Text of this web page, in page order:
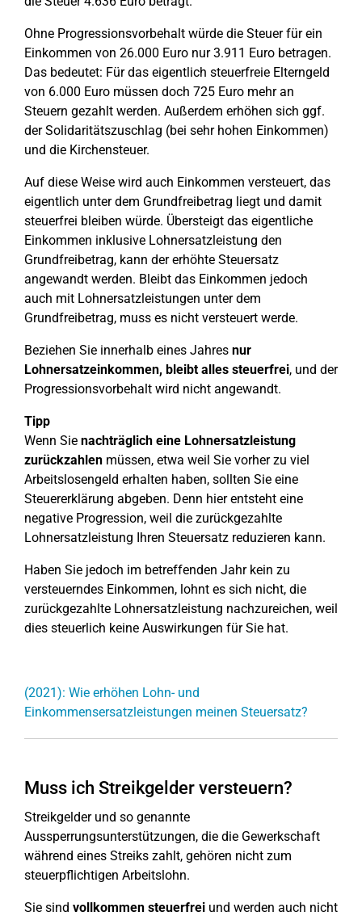
Ohne Progressionsvorbehalt würde die Steuer für ein
Einkommen von 26.000 Euro nur 3.911 Euro betragen.
Das bedeutet: Für das eigentlich steuerfreie Elterngeld
von 6.000 Euro müssen doch 725 Euro mehr an
Steuern gezahlt werden. Außerdem erhöhen sich ggf.
der Solidaritätszuschlag (bei sehr hohen Einkommen)
und die Kirchensteuer.
Auf diese Weise wird auch Einkommen versteuert, das
eigentlich unter dem Grundfreibetrag liegt und damit
steuerfrei bleiben würde. Übersteigt das eigentliche
Einkommen inklusive Lohnersatzleistung den
Grundfreibetrag, kann der erhöhte Steuersatz
angewandt werden. Bleibt das Einkommen jedoch
auch mit Lohnersatzleistungen unter dem
Grundfreibetrag, muss es nicht versteuert werde.
Beziehen Sie innerhalb eines Jahres nur
Lohnersatzeinkommen, bleibt alles steuerfrei, und der
Progressionsvorbehalt wird nicht angewandt.
Tipp
Wenn Sie nachträglich eine Lohnersatzleistung
zurückzahlen müssen, etwa weil Sie vorher zu viel
Arbeitslosengeld erhalten haben, sollten Sie eine
Steuererklärung abgeben. Denn hier entsteht eine
negative Progression, weil die zurückgezahlte
Lohnersatzleistung Ihren Steuersatz reduzieren kann.
Haben Sie jedoch im betreffenden Jahr kein zu
versteuerndes Einkommen, lohnt es sich nicht, die
zurückgezahlte Lohnersatzleistung nachzureichen, weil
dies steuerlich keine Auswirkungen für Sie hat.
(2021): Wie erhöhen Lohn- und
Einkommensersatzleistungen meinen Steuersatz?
Muss ich Streikgelder versteuern?
Streikgelder und so genannte
Aussperrungsunterstützungen, die die Gewerkschaft
während eines Streiks zahlt, gehören nicht zum
steuerpflichtigen Arbeitslohn.
Sie sind vollkommen steuerfrei und werden auch nicht